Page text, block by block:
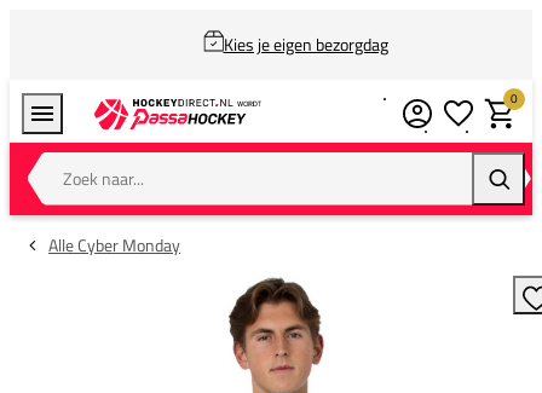
Kies je eigen bezorgdag
Zoek naar...
0
Alle Cyber Monday